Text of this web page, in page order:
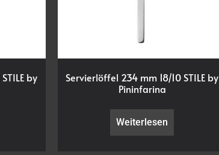
by
Servierlöffel 234 mm 18/10 STILE by
Pininfarina
Weiterlesen